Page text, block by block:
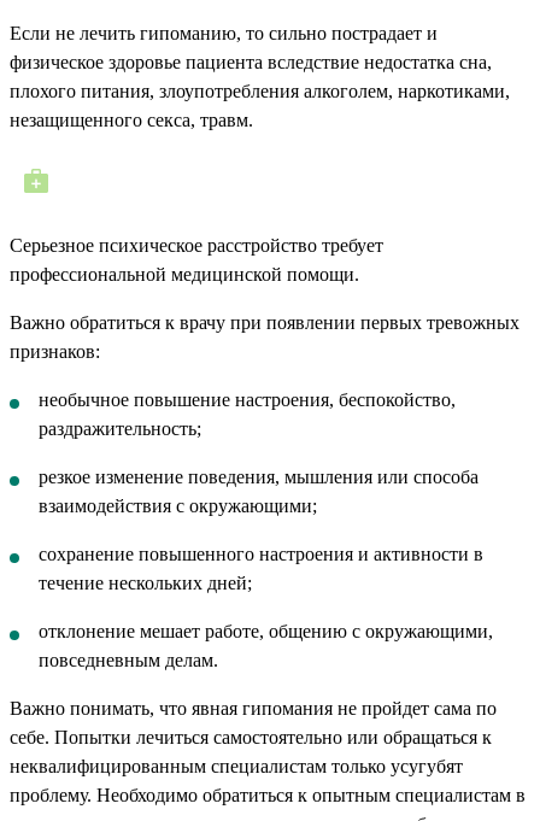
Если не лечить гипоманию, то сильно пострадает и
физическое здоровье пациента вследствие недостатка сна,
плохого питания, злоупотребления алкоголем, наркотиками,
незащищенного секса, травм.
Серьезное психическое расстройство требует
профессиональной медицинской помощи.
Важно обратиться к врачу при появлении первых тревожных
признаков:
необычное повышение настроения, беспокойство,
раздражительность;
резкое изменение поведения, мышления или способа
взаимодействия с окружающими;
сохранение повышенного настроения и активности в
течение нескольких дней;
отклонение мешает работе, общению с окружающими,
повседневным делам.
Важно понимать, что явная гипомания не пройдет сама по
себе. Попытки лечиться самостоятельно или обращаться к
неквалифицированным специалистам только усугубят
проблему. Необходимо обратиться к опытным специалистам в